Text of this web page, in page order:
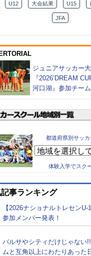
U12 大会結果 U15
JFA
ジュニアサッカー
『2026’DREAM
河口湖』参加チー
都道府県別サッ
体験入学でスク
記事ランキング
【2026ナショナルトレセンU-
参加メンバー発表！
バルサやシティだけじゃな
ムと互角以上にわたりあった